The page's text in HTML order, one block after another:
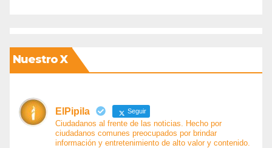
Nuestro X
ElPipila Seguir
Ciudadanos al frente de las noticias. Hecho por
ciudadanos comunes preocupados por brindar
información y entretenimiento de alto valor y contenido.